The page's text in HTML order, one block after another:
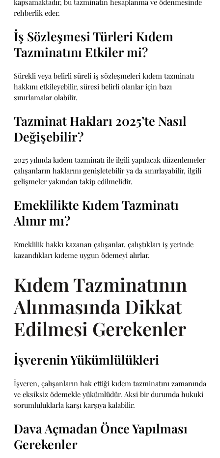
rehberlik eder.
İş Sözleşmesi Türleri Kıdem
Tazminatını Etkiler mi?
Sürekli veya belirli süreli iş sözleşmeleri kıdem tazminatı
hakkını etkileyebilir, süresi belirli olanlar için bazı
sınırlamalar olabilir.
Tazminat Hakları 2025’te Nasıl
Değişebilir?
2025 yılında kıdem tazminatı ile ilgili yapılacak düzenlemeler
çalışanların haklarını genişletebilir ya da sınırlayabilir, ilgili
gelişmeler yakından takip edilmelidir.
Emeklilikte Kıdem Tazminatı
Alınır mı?
Emeklilik hakkı kazanan çalışanlar, çalıştıkları iş yerinde
kazandıkları kıdeme uygun ödemeyi alırlar.
Kıdem Tazminatının
Alınmasında Dikkat
Edilmesi Gerekenler
İşverenin Yükümlülükleri
İşveren, çalışanların hak ettiği kıdem tazminatını zamanında
ve eksiksiz ödemekle yükümlüdür. Aksi bir durumda hukuki
sorumluluklarla karşı karşıya kalabilir.
Dava Açmadan Önce Yapılması
Gerekenler